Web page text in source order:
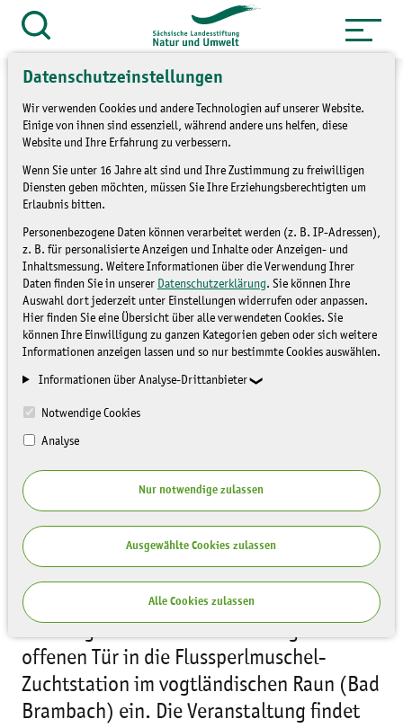
Datenschutzeinstellungen
Wir verwenden Cookies und andere Technologien auf unserer Website.
Einige von ihnen sind essenziell, während andere uns helfen, diese
Website und Ihre Erfahrung zu verbessern.
Wenn Sie unter 16 Jahre alt sind und Ihre Zustimmung zu freiwilligen
Diensten geben möchten, müssen Sie Ihre Erziehungsberechtigten um
Erlaubnis bitten.
Personenbezogene Daten können verarbeitet werden (z. B. IP-Adressen),
z. B. für personalisierte Anzeigen und Inhalte oder Anzeigen- und
Inhaltsmessung. Weitere Informationen über die Verwendung Ihrer
Daten finden Sie in unserer Datenschutzerklärung. Sie können Ihre
Auswahl dort jederzeit unter Einstellungen widerrufen oder anpassen.
Hier finden Sie eine Übersicht über alle verwendeten Cookies. Sie
können Ihre Einwilligung zu ganzen Kategorien geben oder sich weitere
Informationen anzeigen lassen und so nur bestimmte Cookies auswählen.
Informationen über Analyse-Drittanbieter
Notwendige Cookies
Analyse
Nur notwendige zulassen
Ausgewählte Cookies zulassen
Alle Cookies zulassen
Zum
Inhalt
springen
Suche
Service » Presse und Medien
» Pressemitteilungen
Zu Hause bei der
Flussperlmuschel
PRESSEMITTEILUNGEN
Die Sächsische Landesstiftung Natur und
Umwelt (LaNU), der Vogtlandkreis und das
Pfaffengut Plauen laden zum Tag der
offenen Tür in die Flussperlmuschel-
Zuchtstation im vogtländischen Raun (Bad
Brambach) ein. Die Veranstaltung findet